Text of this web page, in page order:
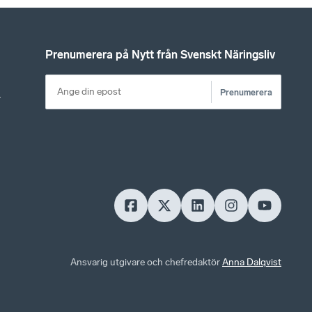
Prenumerera på Nytt från Svenskt Näringsliv
Prenumerera
Ansvarig utgivare och chefredaktörAnna Dalqvist